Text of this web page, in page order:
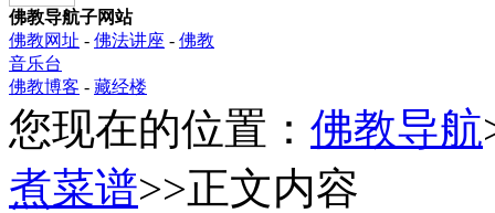
佛教导航子网站
佛教网址 - 佛法讲座 - 佛教
音乐台
佛教博客 - 藏经楼
您现在的位置： 佛教导航
煮菜谱>>正文内容